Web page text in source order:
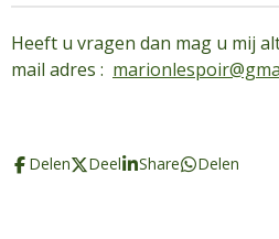
Heeft u vragen dan mag u mij
mail adres :
Delen Deel Share Delen